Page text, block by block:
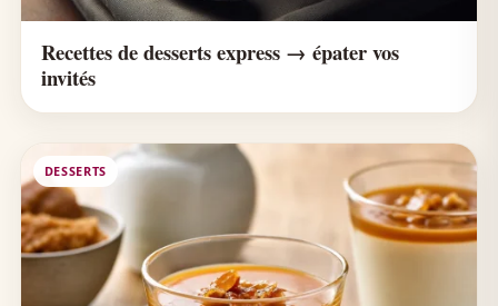
Recettes de desserts express → épater vos
invités
DESSERTS